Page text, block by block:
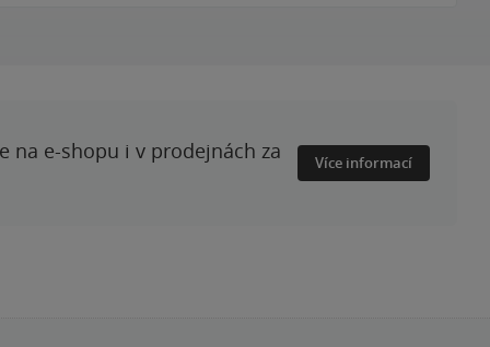
na e-shopu i v prodejnách za
Více informací